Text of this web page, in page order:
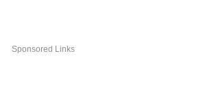
Sponsored Links